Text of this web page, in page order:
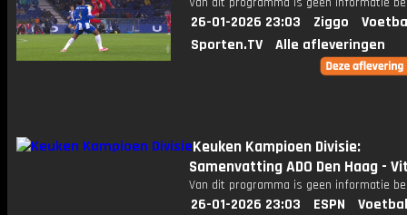
26-01-2026 23:03 Ziggo
Sporten.TV
Alle afleveringen
Keuken Kampioen Divisie:
Samenvatting ADO Den Haag -
Van dit programma is geen informatie
26-01-2026 23:03 ESPN